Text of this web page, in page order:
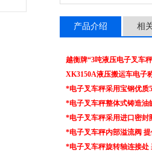
产品介绍 相
越衡牌“3吨液压电子叉车
XK3150A液压搬运车电子
*电子叉车秤采用宝钢优
*电子叉车秤整体式铸造油
*电子叉车秤采用进口密
*电子叉车秤内部溢流阀
*电子叉车秤旋转轴连接处